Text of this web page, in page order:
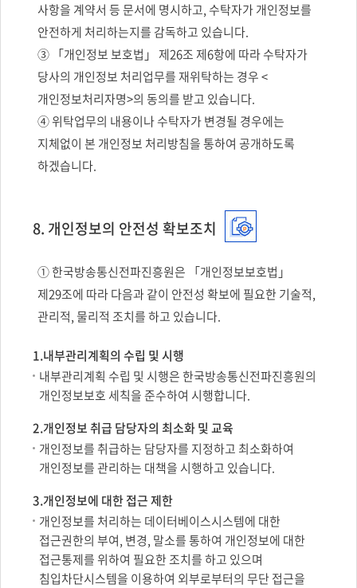
사항을 계약서 등 문서에 명시하고, 수탁자가 개인정보를
안전하게 처리하는지를 감독하고 있습니다.
③ 「개인정보 보호법」 제26조 제6항에 따라 수탁자가
당사의 개인정보 처리업무를 재위탁하는 경우 <
개인정보처리자명>의 동의를 받고 있습니다.
④ 위탁업무의 내용이나 수탁자가 변경될 경우에는
지체없이 본 개인정보 처리방침을 통하여 공개하도록
하겠습니다.
8. 개인정보의 안전성 확보조치
① 한국방송통신전파진흥원은 「개인정보보호법」
제29조에 따라 다음과 같이 안전성 확보에 필요한 기술적,
관리적, 물리적 조치를 하고 있습니다.
1.내부관리계획의 수립 및 시행
내부관리계획 수립 및 시행은 한국방송통신전파진흥원의
개인정보보호 세칙을 준수하여 시행합니다.
2.개인정보 취급 담당자의 최소화 및 교육
개인정보를 취급하는 담당자를 지정하고 최소화하여
개인정보를 관리하는 대책을 시행하고 있습니다.
3.개인정보에 대한 접근 제한
개인정보를 처리하는 데이터베이스시스템에 대한
접근권한의 부여, 변경, 말소를 통하여 개인정보에 대한
접근통제를 위하여 필요한 조치를 하고 있으며
침입차단시스템을 이용하여 외부로부터의 무단 접근을